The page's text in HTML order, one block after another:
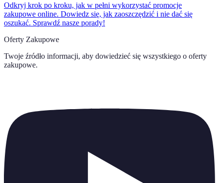
Odkryj krok po kroku, jak w pełni wykorzystać promocje
zakupowe online. Dowiedz się, jak zaoszczędzić i nie dać się
oszukać. Sprawdź nasze porady!
Oferty Zakupowe
Twoje źródło informacji, aby dowiedzieć się wszystkiego o oferty
zakupowe.